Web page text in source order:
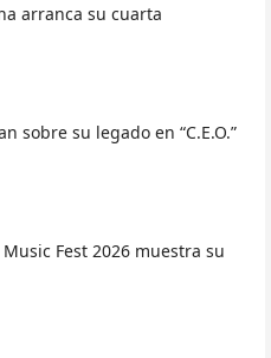
arranca su cuarta
sobre su legado en “C.E.O.”
Music Fest 2026 muestra su